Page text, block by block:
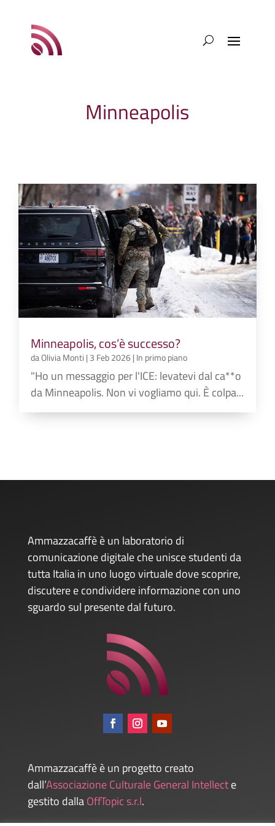
Minneapolis
Minneapolis, cos’è successo?
daOlivia Monti | 3 Feb 2026| In primo piano
"Ho un messaggio per l'ICE: levatevi dal ca**o
da Minneapolis. Non vi vogliamo qui. È colpa...
Ammazzacaffè è un laboratorio di
comunicazione digitale che unisce studenti da
tutta Italia in uno luogo virtuale dove scoprire,
discutere e condividere informazione con uno
sguardo sul presente dal futuro.
Ammazzacaffè è un progetto creato
dall’Associazione Culturale General Intellecte
gestito dallaOffTopic s.r.l.